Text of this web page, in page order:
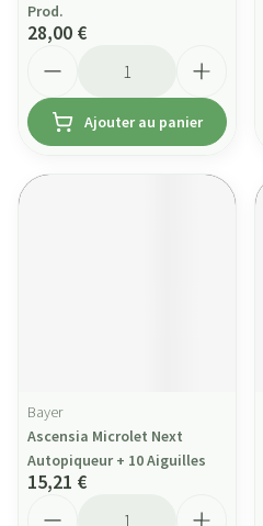
Prod.
28,00 €
Ajouter au panier
Bayer
Ascensia Microlet Next
Autopiqueur + 10 Aiguilles
15,21 €